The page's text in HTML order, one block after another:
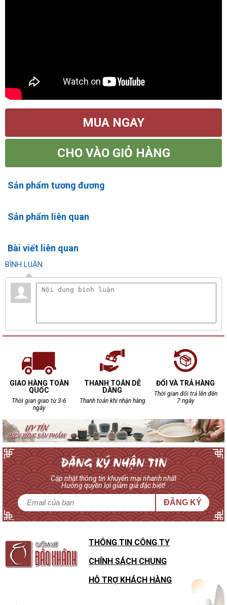
MUA NGAY
CHO VÀO GIỎ HÀNG
Sản phẩm tương đương
Sản phẩm liên quan
Bài viết liên quan
BÌNH LUẬN
GIAO HÀNG TOÀN
QUỐC
Thời gian giao từ 3-6
ngày
THANH TOÁN DỄ
DÀNG
Thanh toán khi nhận hàng
ĐỔI VÀ TRẢ HÀNG
Thời gian đổi trả lên đến
7 ngày
Cập nhật thông tin khuyến mại nhanh nhất
Hưởng quyền lợi giảm giá đặc biệt!
ĐĂNG KÝ
THÔNG TIN CÔNG TY
CHÍNH SÁCH CHUNG
HỖ TRỢ KHÁCH HÀNG